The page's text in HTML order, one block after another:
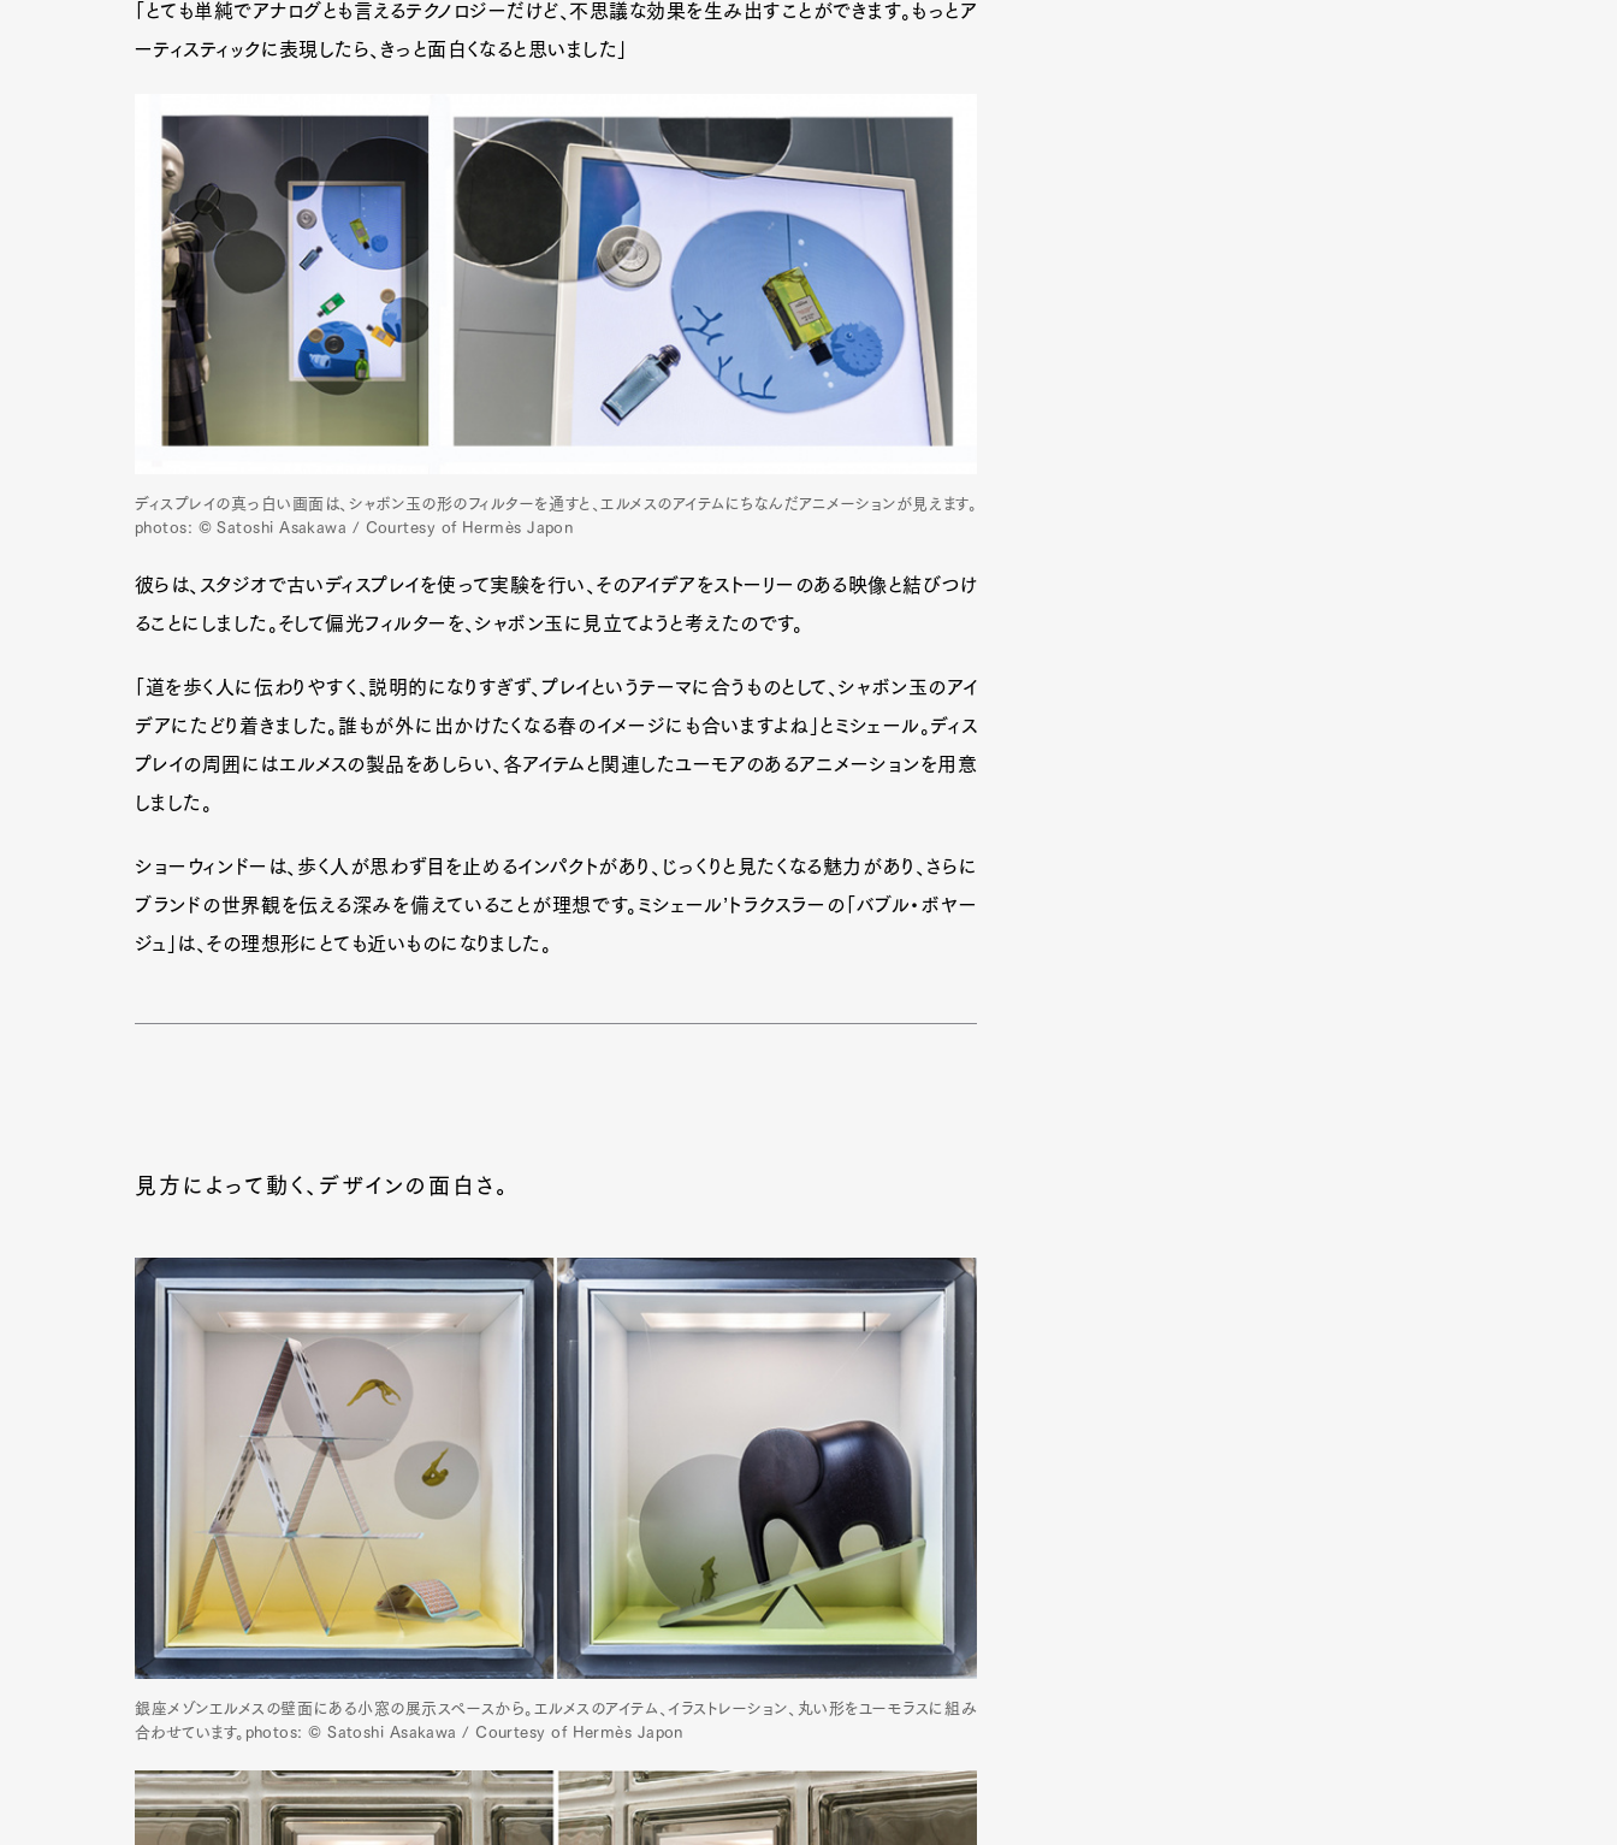
Gourmet
Cars Product
Lifestyle
Pen Membership Magazine Official Columnist
Pen Meet
「とても単純でアナログとも言えるテクノロジーだけど、不思議な効果を生み出すことができます。もっとア
ーティスティックに表現したら、きっと面白くなると思いました」
ディスプレイの真っ白い画面は、シャボン玉の形のフィルターを通すと、エルメスのアイテムにちなんだアニメーションが見えます。
photos: © Satoshi Asakawa / Courtesy of Hermès Japon
彼らは、スタジオで古いディスプレイを使って実験を行い、そのアイデアをストーリーのある映像と結びつけ
ることにしました。そして偏光フィルターを、シャボン玉に見立てようと考えたのです。
「道を歩く人に伝わりやすく、説明的になりすぎず、プレイというテーマに合うものとして、シャボン玉のアイ
デアにたどり着きました。誰もが外に出かけたくなる春のイメージにも合いますよね」とミシェール。ディス
プレイの周囲にはエルメスの製品をあしらい、各アイテムと関連したユーモアのあるアニメーションを用意
しました。
ショーウィンドーは、歩く人が思わず目を止めるインパクトがあり、じっくりと見たくなる魅力があり、さらに
ブランドの世界観を伝える深みを備えていることが理想です。ミシェール’トラクスラーの「バブル・ボヤー
ジュ」は、その理想形にとても近いものになりました。
見方によって動く、デザインの面白さ。
銀座メゾンエルメスの壁面にある小窓の展示スペースから。エルメスのアイテム、イラストレーション、丸い形をユーモラスに組み
合わせています。photos: © Satoshi Asakawa / Courtesy of Hermès Japon